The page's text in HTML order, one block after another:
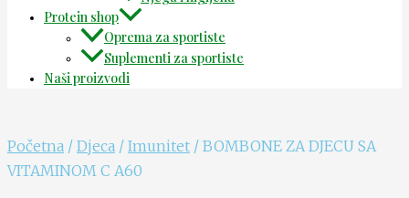
Protein shop
Oprema za sportiste
Suplementi za sportiste
Naši proizvodi
Početna / Djeca / Imunitet / BOMBONE ZA DJECU SA
VITAMINOM C A60